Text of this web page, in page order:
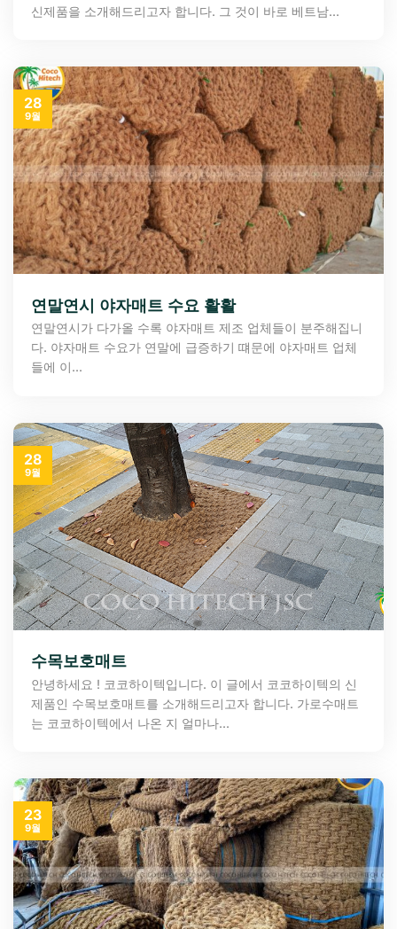
신제품을 소개해드리고자 합니다. 그 것이 바로 베트남...
연말연시 야자매트 수요 활활
연말연시가 다가올 수록 야자매트 제조 업체들이 분주해집니
다. 야자매트 수요가 연말에 급증하기 떄문에 야자매트 업체
들에 이...
28
9월
수목보호매트
안녕하세요 ! 코코하이텍입니다. 이 글에서 코코하이텍의 신
제품인 수목보호매트를 소개해드리고자 합니다. 가로수매트
는 코코하이텍에서 나온 지 얼마나...
28
9월
23
9월